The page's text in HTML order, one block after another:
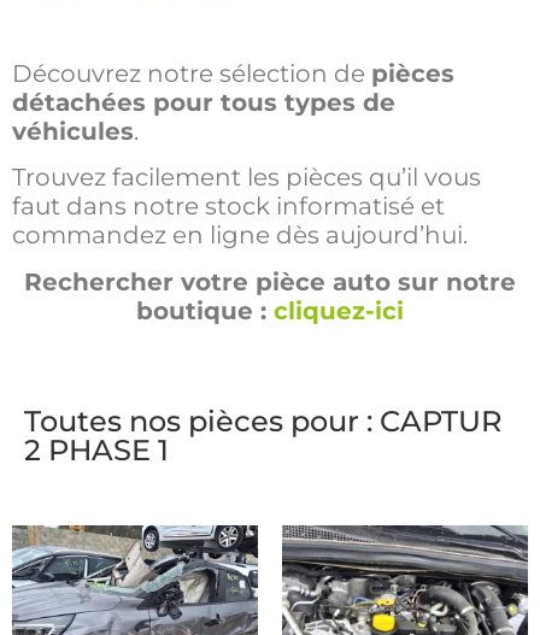
Découvrez notre sélection de pièces
détachées pour tous types de
véhicules.
Trouvez facilement les pièces qu’il vous
faut dans notre stock informatisé et
commandez en ligne dès aujourd’hui.
Rechercher votre pièce auto sur notre
boutique : cliquez-ici
Toutes nos pièces pour : CAPTUR
2 PHASE 1